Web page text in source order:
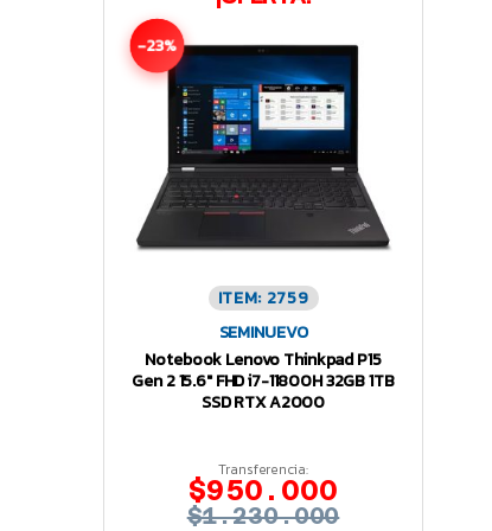
-23%
ITEM: 2759
SEMINUEVO
Notebook Lenovo Thinkpad P15
Gen 2 15.6″ FHD i7-11800H 32GB 1TB
SSD RTX A2000
Transferencia:
$950.000
$1.230.000